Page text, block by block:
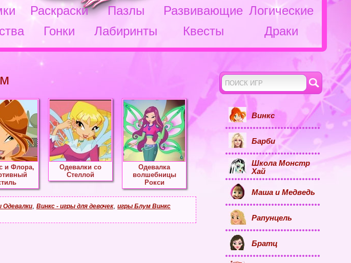
Раскраски Пазлы Развивающие Логические
Гонки Лабиринты Квесты Драки
и Флора,
Одевалки со
Стеллой
Одевалка
волшебницы
Рокси
Одевалки, Винкс - игры для девочек, игры Блум Винкс
Винкс
Барби
Школа Монстр
Хай
Маша и Медведь
Рапунцель
Братц